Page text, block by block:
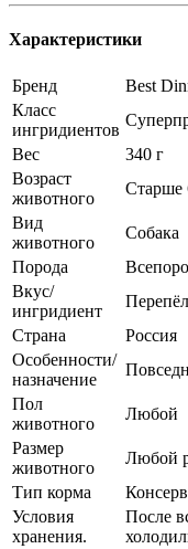
Характеристики
Бренд
Best
Класс
ингридиентов
Вес
340 г
Возраст
животного
Старше
Вид
животного
Собака
Порода
Вкус/
ингридиент
Страна
Россия
Особенности/
назначение
Пол
животного
Любой
Размер
животного
Любой
Тип корма
Условия
хранения.
После